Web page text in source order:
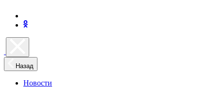
Назад
Новости